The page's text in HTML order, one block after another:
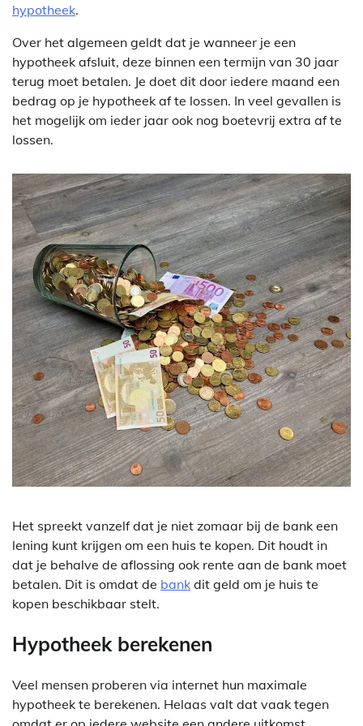
hypotheek.
Over het algemeen geldt dat je wanneer je een
hypotheek afsluit, deze binnen een termijn van 30 jaar
terug moet betalen. Je doet dit door iedere maand een
bedrag op je hypotheek af te lossen. In veel gevallen is
het mogelijk om ieder jaar ook nog boetevrij extra af te
lossen.
Het spreekt vanzelf dat je niet zomaar bij de bank een
lening kunt krijgen om een huis te kopen. Dit houdt in
dat je behalve de aflossing ook rente aan de bank moet
betalen. Dit is omdat de bank dit geld om je huis te
kopen beschikbaar stelt.
Hypotheek berekenen
Veel mensen proberen via internet hun maximale
hypotheek te berekenen. Helaas valt dat vaak tegen